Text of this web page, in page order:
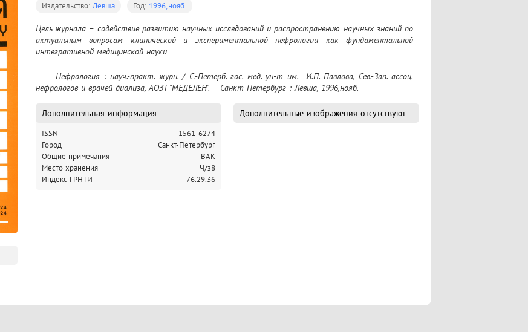
Издательство: Левша Год: 1996,нояб.
Цель журнала – содействие развитию научных исследований и распространению научных знаний по
актуальным вопросам клинической и экспериментальной нефрологии как фундаментальной
интегративной медицинской науки
	Нефрология : науч.-практ. журн. / С.-Петерб. гос. мед. ун-т им.  И.П. Павлова, Сев.-Зап. ассоц.
нефрологов и врачей диализа, АОЗТ "МЕДЕЛЕН". – Санкт-Петербург : Левша, 1996,нояб.
Дополнительная информация
ISSN
1561-6274
Город
Санкт-Петербург
Общие примечания
ВАК
Место хранения
Ч/з8
Индекс ГРНТИ
76.29.36
Дополнительные изображения отсутствуют